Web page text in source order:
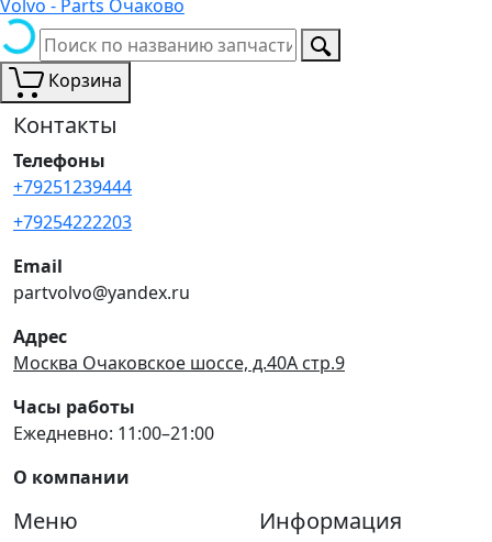
Volvo - Parts Очаково
Корзина
Контакты
Телефоны
+79251239444
+79254222203
Email
partvolvo@yandex.ru
Адрес
Москва Очаковское шоссе, д.40А стр.9
Часы работы
Ежедневно: 11:00–21:00
О компании
Меню Информация